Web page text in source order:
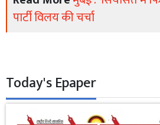
पार्टी विलय की चर्चा
Today's Epaper